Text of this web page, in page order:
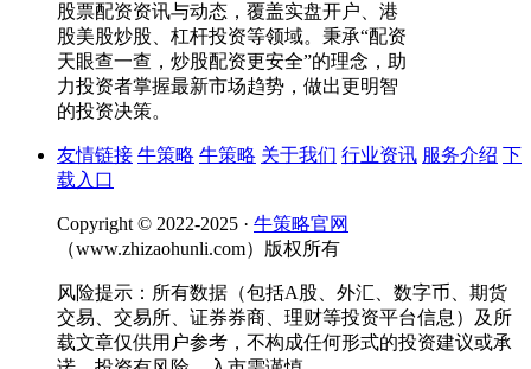
股票配资资讯与动态，覆盖实盘开户、港
股美股炒股、杠杆投资等领域。秉承“配资
天眼查一查，炒股配资更安全”的理念，助
力投资者掌握最新市场趋势，做出更明智
的投资决策。
友情链接 牛策略 牛策略 关于我们 行业资讯 服务介绍 下
载入口
Copyright © 2022-2025 · 牛策略官网
（www.zhizaohunli.com）版权所有
风险提示：所有数据（包括A股、外汇、数字币、期货
交易、交易所、证券券商、理财等投资平台信息）及所
载文章仅供用户参考，不构成任何形式的投资建议或承